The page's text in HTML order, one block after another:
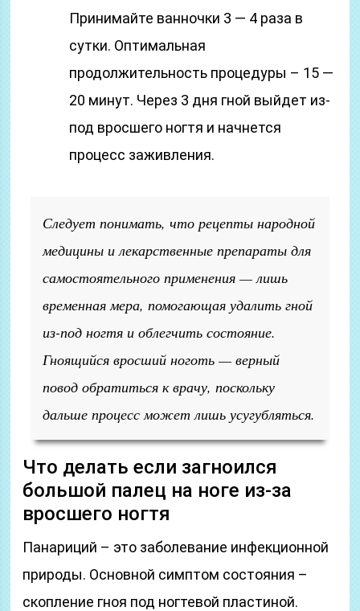
Принимайте ванночки 3 — 4 раза в
сутки. Оптимальная
продолжительность процедуры – 15 —
20 минут. Через 3 дня гной выйдет из-
под вросшего ногтя и начнется
процесс заживления.
Следует понимать, что рецепты народной
медицины и лекарственные препараты для
самостоятельного применения — лишь
временная мера, помогающая удалить гной
из-под ногтя и облегчить состояние.
Гноящийся вросший ноготь — верный
повод обратиться к врачу, поскольку
дальше процесс может лишь усугубляться.
Что делать если загноился
большой палец на ноге из-за
вросшего ногтя
Панариций – это заболевание инфекционной
природы. Основной симптом состояния –
скопление гноя под ногтевой пластиной.